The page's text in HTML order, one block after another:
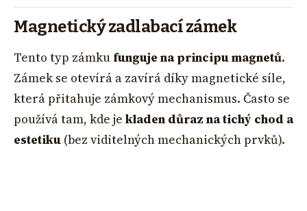
Magnetický zadlabací zámek
Tento typ zámkufunguje na principu magnetů.
Zámek se otevírá a zavírá díky magnetické síle,
která přitahuje zámkový mechanismus. Často se
používá tam, kde je kladen důraz na tichý chod a
estetiku (bez viditelných mechanických prvků).